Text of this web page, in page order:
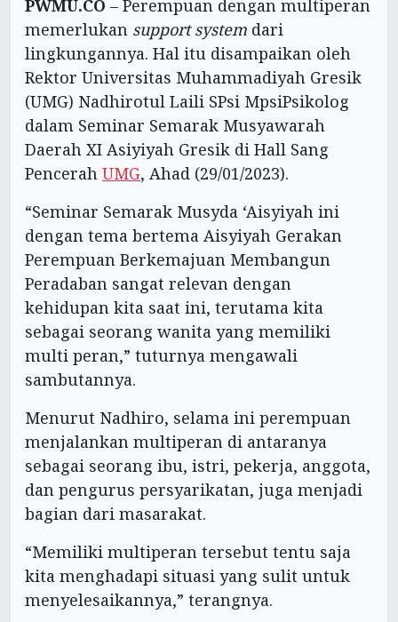
PWMU.CO – Perempuan dengan multiperan
memerlukan support system dari
lingkungannya. Hal itu disampaikan oleh
Rektor Universitas Muhammadiyah Gresik
(UMG) Nadhirotul Laili SPsi MpsiPsikolog
dalam Seminar Semarak Musyawarah
Daerah XI Asiyiyah Gresik di Hall Sang
Pencerah UMG, Ahad (29/01/2023).
“Seminar Semarak Musyda ‘Aisyiyah ini
dengan tema bertema Aisyiyah Gerakan
Perempuan Berkemajuan Membangun
Peradaban sangat relevan dengan
kehidupan kita saat ini, terutama kita
sebagai seorang wanita yang memiliki
multi peran,” tuturnya mengawali
sambutannya.
Menurut Nadhiro, selama ini perempuan
menjalankan multiperan di antaranya
sebagai seorang ibu, istri, pekerja, anggota,
dan pengurus persyarikatan, juga menjadi
bagian dari masarakat.
“Memiliki multiperan tersebut tentu saja
kita menghadapi situasi yang sulit untuk
menyelesaikannya,” terangnya.